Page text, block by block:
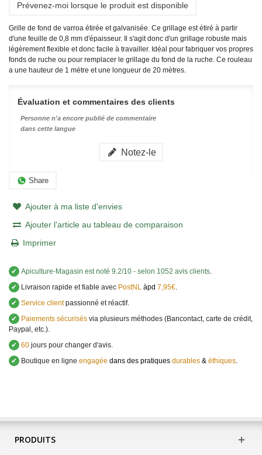
Prévenez-moi lorsque le produit est disponible
Grille de fond de varroa étirée et galvanisée. Ce grillage est étiré à partir
d'une feuille de 0,8 mm d'épaisseur. Il s'agit donc d'un grillage robuste mais
légèrement flexible et donc facile à travailler. Idéal pour fabriquer vos propres
fonds de ruche ou pour remplacer le grillage du fond de la ruche. Ce rouleau
a une hauteur de 1 mètre et une longueur de 20 mètres.
Évaluation et commentaires des clients
Personne n'a encore publié de commentaire
dans cette langue
Notez-le
Share
Ajouter à ma liste d'envies
Ajouter l'article au tableau de comparaison
Imprimer
✔ Apiculture-Magasin est noté 9.2/10 - selon 1052 avis clients.
✔
Livraison rapide et fiable avec PostNL àpd 7,95€.
✔ Service clientpassionné et réactif.
✔
Paiements sécurisés via plusieurs méthodes (Bancontact, carte de crédit,
Paypal, etc.).
✔ 60 jours pour changer d'avis.
✔
Boutique en ligne engagée dans des pratiques durables & éthiques.
PRODUITS